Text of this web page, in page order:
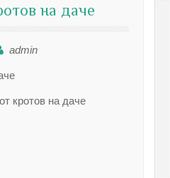
на даче
admin